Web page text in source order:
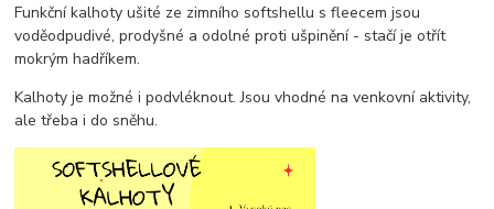
Funkční kalhoty ušité ze zimního softshellu s fleecem jsou
voděodpudivé, prodyšné a odolné proti ušpinění - stačí je otřít
mokrým hadříkem.
Kalhoty je možné i podvléknout. Jsou vhodné na venkovní aktivity,
ale třeba i do sněhu.